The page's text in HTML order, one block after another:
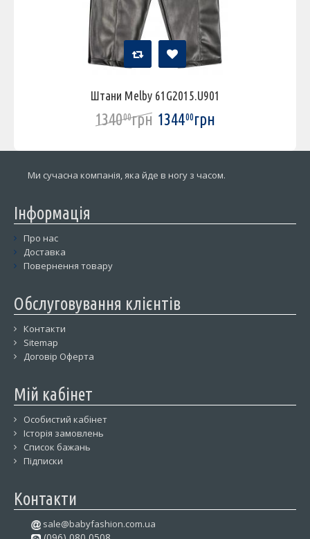
Штани Melby 61G2015.U901
134000грн 134400грн
Ми сучасна компанія, яка йде в ногу з часом.
Інформація
Про нас
Доставка
Повернення товару
Обслуговування клієнтів
Контакти
Sitemap
Договір Оферта
Мій кабінет
Особистий кабінет
Історія замовлень
Список бажань
Підписки
Контакти
sale@babyfashion.com.ua